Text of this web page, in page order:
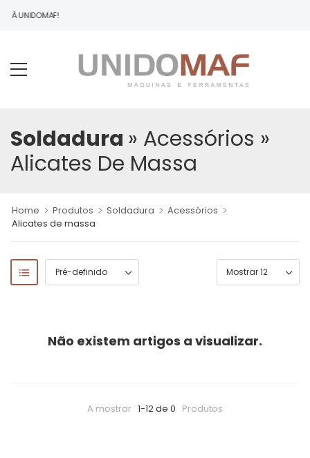
À UNIDOMAF!
Soldadura » Acessórios »
Alicates De Massa
Home Produtos Soldadura
Acessórios
Alicates de massa
Não existem artigos a visualizar.
A mostrar 1-12 de 0 Produtos